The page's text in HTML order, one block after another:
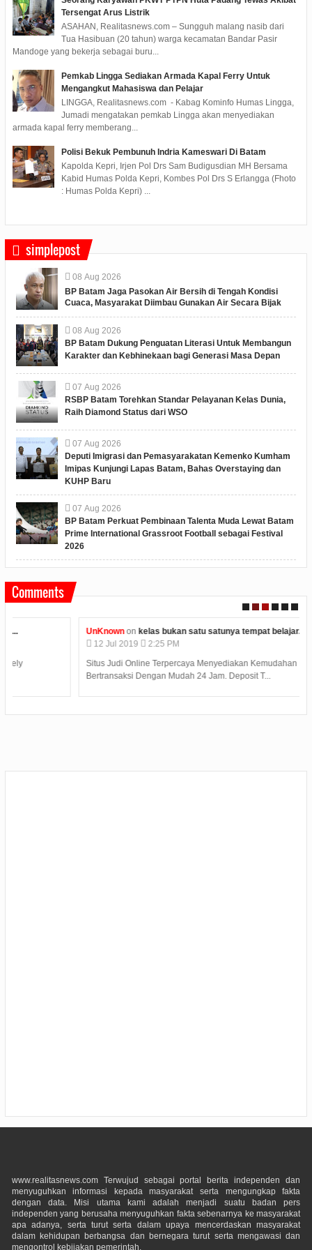
Tersengat Arus Listrik
ASAHAN, Realitasnews.com – Sungguh malang nasib dari
Tua Hasibuan (20 tahun) warga kecamatan Bandar Pasir
Mandoge yang bekerja sebagai buru...
Pemkab Lingga Sediakan Armada Kapal Ferry Untuk
Mengangkut Mahasiswa dan Pelajar
LINGGA, Realitasnews.com - Kabag Kominfo Humas Lingga,
Jumadi mengatakan pemkab Lingga akan menyediakan
armada kapal ferry memberang...
Polisi Bekuk Pembunuh Indria Kameswari Di Batam
Kapolda Kepri, Irjen Pol Drs Sam Budigusdian MH Bersama
Kabid Humas Polda Kepri, Kombes Pol Drs S Erlangga (Fhoto
: Humas Polda Kepri) ...
simplepost
08 Aug 2026
BP Batam Jaga Pasokan Air Bersih di Tengah Kondisi
Cuaca, Masyarakat Diimbau Gunakan Air Secara Bijak
08 Aug 2026
BP Batam Dukung Penguatan Literasi Untuk Membangun
Karakter dan Kebhinekaan bagi Generasi Masa Depan
07 Aug 2026
RSBP Batam Torehkan Standar Pelayanan Kelas Dunia,
Raih Diamond Status dari WSO
07 Aug 2026
Deputi Imigrasi dan Pemasyarakatan Kemenko Kumham
Imipas Kunjungi Lapas Batam, Bahas Overstaying dan
KUHP Baru
07 Aug 2026
BP Batam Perkuat Pembinaan Talenta Muda Lewat Batam
Prime International Grassroot Football sebagai Festival
2026
Comments
kelas bukan satu satunya tempat belajar...
2:25 PM
Situs Judi Online Terpercaya Menyediakan Kemudahan Dalam
Bertransaksi Dengan Mudah 24 Jam. Deposit T...
www.realitasnews.com Terwujud sebagai portal berita independen dan
menyuguhkan informasi kepada masyarakat serta mengungkap fakta
dengan data. Misi utama kami adalah menjadi suatu badan pers
independen yang berusaha menyuguhkan fakta sebenarnya ke masyarakat
apa adanya, serta turut serta dalam upaya mencerdaskan masyarakat
dalam kehidupan berbangsa dan bernegara turut serta mengawasi dan
mengontrol kebijakan pemerintah.